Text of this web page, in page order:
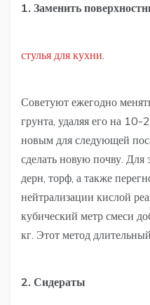
1. Заменить
стулья для кухни
Советуют ежегодно
грунта, удаляя его на
новым для следующей
сделать новую почву. Для
дерн, торф, а также
нейтрализации кислой
кубический метр смеси
кг. Этот метод
2. Сидераты